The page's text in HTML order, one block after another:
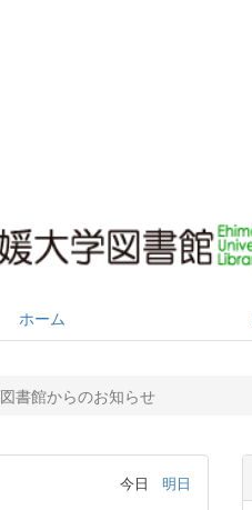
ホーム
図書館からのお知らせ
今日 明日